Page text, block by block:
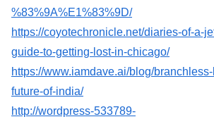
%83%9A%E1%83%9D/
https://coyotechronicle.net/diaries-of-a-
guide-to-getting-lost-in-chicago/
https://www.iamdave.ai/blog/
future-of-india/
http://wordpress-533789-